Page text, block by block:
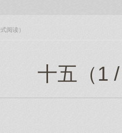
阅读）
十五（1 /